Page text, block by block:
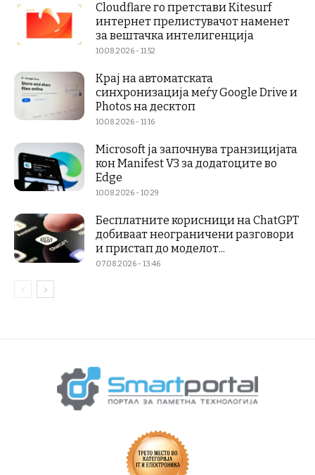
Cloudflare го претстави Kitesurf
интернет прелистувачот наменет
за вештачка интелигенција
10.08.2026 - 11:52
Крај на автоматската
синхронизација меѓу Google Drive и
Photos на десктоп
10.08.2026 - 11:16
Microsoft ја започнува транзицијата
кон Manifest V3 за додатоците во
Edge
10.08.2026 - 10:29
Бесплатните корисници на ChatGPT
добиваат неограничени разговори
и пристап до моделот...
07.08.2026 - 13:46